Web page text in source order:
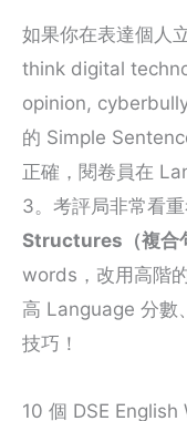
如果你在表達個人
think digital
opinion,
的 Simple
正確，閱卷員在
3。考評局非常看
Structures（複合
words，改用高階
高 Language 分數
技巧！
10 個 DSE English